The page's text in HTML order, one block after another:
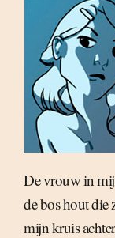
De vrouw in
de bos hout die
mijn kruis